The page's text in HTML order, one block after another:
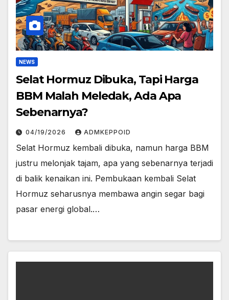
NEWS
Selat Hormuz Dibuka, Tapi Harga
BBM Malah Meledak, Ada Apa
Sebenarnya?
04/19/2026 ADMKEPPOID
Selat Hormuz kembali dibuka, namun harga BBM
justru melonjak tajam, apa yang sebenarnya terjadi
di balik kenaikan ini. Pembukaan kembali Selat
Hormuz seharusnya membawa angin segar bagi
pasar energi global.…